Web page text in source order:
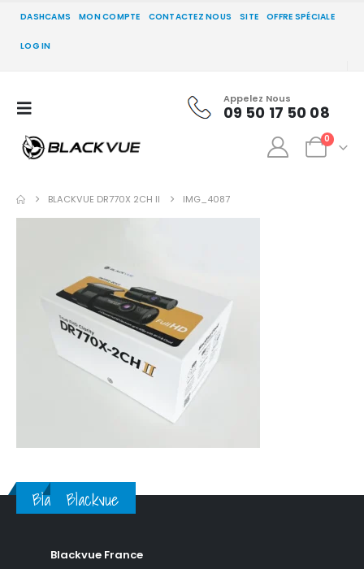
DASHCAMS MON COMPTE CONTACTEZ NOUS SITE OFFRE SPÉCIALE
LOG IN
Appelez Nous
09 50 17 50 08
0
BLACKVUE DR770X 2CH II IMG_4087
BlackvueBlackvue
Blackvue France